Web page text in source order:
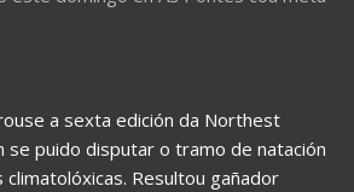
a sexta edición da Northest
se puido disputar o tramo de natación
climatolóxicas. Resultou gañador